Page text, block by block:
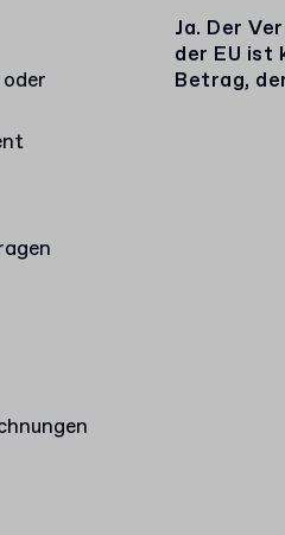
Ja. Der
der EU ist
Betrag,